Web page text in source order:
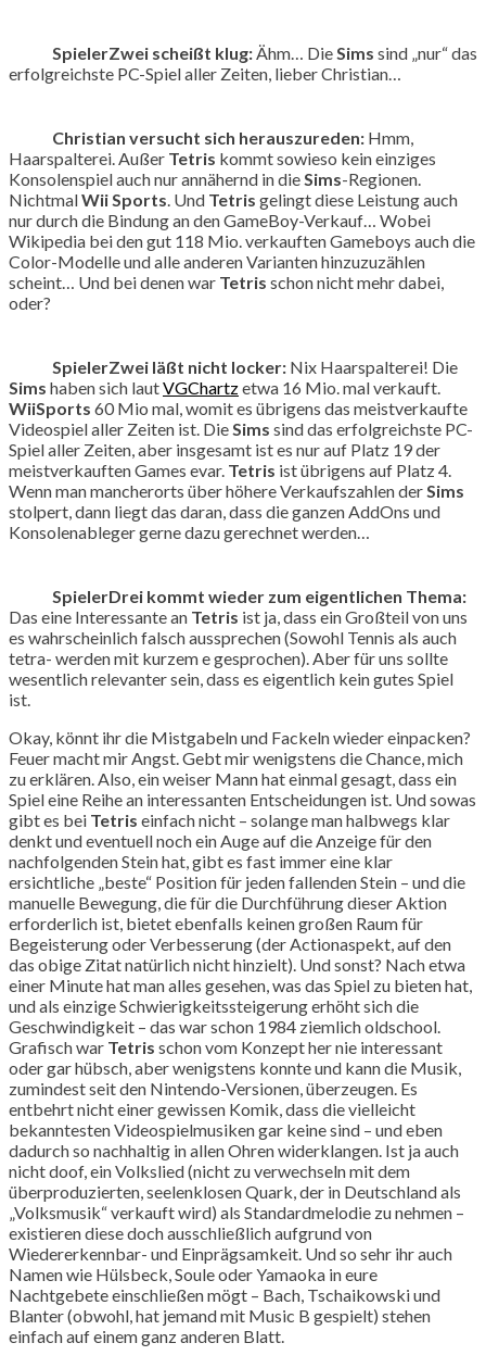
SpielerZwei scheißt klug: Ähm… Die Sims sind „nur“ das
erfolgreichste PC-Spiel aller Zeiten, lieber Christian…
Christian versucht sich herauszureden: Hmm,
Haarspalterei. Außer Tetris kommt sowieso kein einziges
Konsolenspiel auch nur annähernd in die Sims-Regionen.
NichtmalWii Sports . Und Tetris gelingt diese Leistung auch
nur durch die Bindung an den GameBoy-Verkauf… Wobei
Wikipedia bei den gut 118 Mio. verkauften Gameboys auch die
Color-Modelle und alle anderen Varianten hinzuzuzählen
scheint… Und bei denen war Tetris schon nicht mehr dabei,
oder?
SpielerZwei läßt nicht locker: Nix Haarspalterei! Die
Sims haben sich lautVGChartzetwa 16 Mio. mal verkauft.
WiiSports 60 Mio mal, womit es übrigens das meistverkaufte
Videospiel aller Zeiten ist. Die Sims sind das erfolgreichste PC-
Spiel aller Zeiten, aber insgesamt ist es nur auf Platz 19 der
meistverkauften Games evar. Tetris ist übrigens auf Platz 4.
Wenn man mancherorts über höhere Verkaufszahlen der Sims
stolpert, dann liegt das daran, dass die ganzen AddOns und
Konsolenableger gerne dazu gerechnet werden…
SpielerDrei kommt wieder zum eigentlichen Thema:
Das eine Interessante an Tetris ist ja, dass ein Großteil von uns
es wahrscheinlich falsch aussprechen (Sowohl Tennis als auch
tetra- werden mit kurzem e gesprochen). Aber für uns sollte
wesentlich relevanter sein, dass es eigentlich kein gutes Spiel
ist.
Okay, könnt ihr die Mistgabeln und Fackeln wieder einpacken?
Feuer macht mir Angst. Gebt mir wenigstens die Chance, mich
zu erklären. Also, ein weiser Mann hat einmal gesagt, dass ein
Spiel eine Reihe an interessanten Entscheidungen ist. Und sowas
gibt es bei Tetris einfach nicht – solange man halbwegs klar
denkt und eventuell noch ein Auge auf die Anzeige für den
nachfolgenden Stein hat, gibt es fast immer eine klar
ersichtliche „beste“ Position für jeden fallenden Stein – und die
manuelle Bewegung, die für die Durchführung dieser Aktion
erforderlich ist, bietet ebenfalls keinen großen Raum für
Begeisterung oder Verbesserung (der Actionaspekt, auf den
das obige Zitat natürlich nicht hinzielt). Und sonst? Nach etwa
einer Minute hat man alles gesehen, was das Spiel zu bieten hat,
und als einzige Schwierigkeitssteigerung erhöht sich die
Geschwindigkeit – das war schon 1984 ziemlich oldschool.
Grafisch war Tetris schon vom Konzept her nie interessant
oder gar hübsch, aber wenigstens konnte und kann die Musik,
zumindest seit den Nintendo-Versionen, überzeugen. Es
entbehrt nicht einer gewissen Komik, dass die vielleicht
bekanntesten Videospielmusiken gar keine sind – und eben
dadurch so nachhaltig in allen Ohren widerklangen. Ist ja auch
nicht doof, ein Volkslied (nicht zu verwechseln mit dem
überproduzierten, seelenklosen Quark, der in Deutschland als
„Volksmusik“ verkauft wird) als Standardmelodie zu nehmen –
existieren diese doch ausschließlich aufgrund von
Wiedererkennbar- und Einprägsamkeit. Und so sehr ihr auch
Namen wie Hülsbeck, Soule oder Yamaoka in eure
Nachtgebete einschließen mögt – Bach, Tschaikowski und
Blanter (obwohl, hat jemand mit Music B gespielt) stehen
einfach auf einem ganz anderen Blatt.